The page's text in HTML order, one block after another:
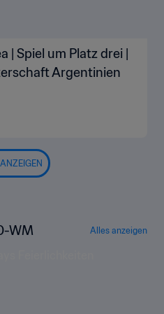
| Spiel um Platz drei |
Argentinien
WM Alles anzeigen